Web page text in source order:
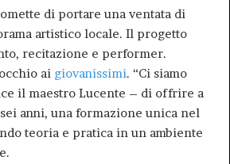
di portare una ventata di
artistico locale. Il progetto
recitazione e performer.
ai giovanissimi. “Ci siamo
il maestro Lucente – di offrire a
anni, una formazione unica nel
teoria e pratica in un ambiente